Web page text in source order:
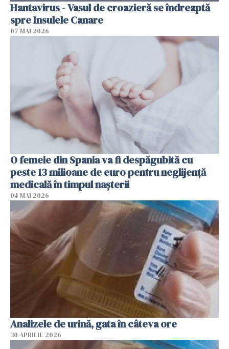
Hantavirus - Vasul de croazieră se îndreaptă
spre Insulele Canare
07 MAI 2026
O femeie din Spania va fi despăgubită cu
peste 13 milioane de euro pentru neglijenţă
medicală în timpul naşterii
04 MAI 2026
Analizele de urină, gata în câteva ore
30 APRILIE 2026